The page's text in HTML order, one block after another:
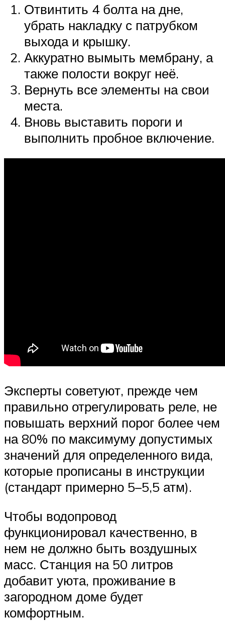
Отвинтить 4 болта на дне,
убрать накладку с патрубком
выхода и крышку.
Аккуратно вымыть мембрану, а
также полости вокруг неё.
Вернуть все элементы на свои
места.
Вновь выставить пороги и
выполнить пробное включение.
Эксперты советуют, прежде чем
правильно отрегулировать реле, не
повышать верхний порог более чем
на 80% по максимуму допустимых
значений для определенного вида,
которые прописаны в инструкции
(стандарт примерно 5–5,5 атм).
Чтобы водопровод
функционировал качественно, в
нем не должно быть воздушных
масс. Станция на 50 литров
добавит уюта, проживание в
загородном доме будет
комфортным.